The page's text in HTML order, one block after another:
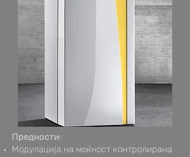
Предности:
Модулација на моќност контролирана